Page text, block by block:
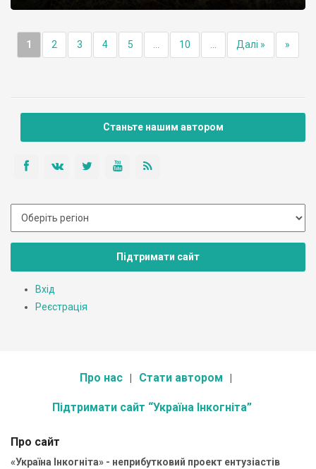
1 2 3 4 5 10 Далі » »
Станьте нашим автором
Підтримати сайт
Вхід
Реєстрація
Про нас Стати автором
Підтримати сайт “Україна Інкогніта”
Про сайт
«Україна Інкогніта» - неприбутковий проект ентузіастів